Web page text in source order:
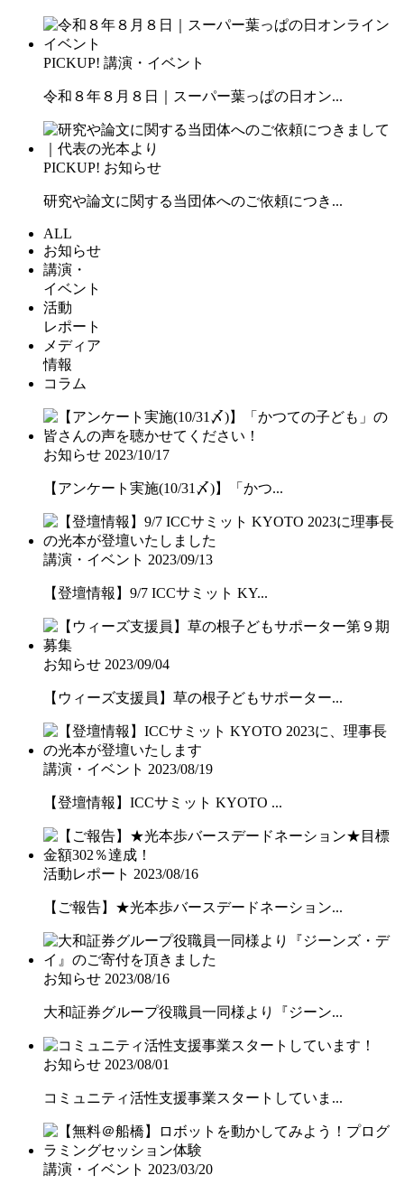
PICKUP! 講演・イベント
令和８年８月８日｜スーパー葉っぱの日オン...
PICKUP! お知らせ
研究や論文に関する当団体へのご依頼につき...
ALL
お知らせ
講演・
イベント
活動
レポート
メディア
情報
コラム
お知らせ 2023/10/17
【アンケート実施(10/31〆)】「かつ...
講演・イベント 2023/09/13
【登壇情報】9/7 ICCサミット KY...
お知らせ 2023/09/04
【ウィーズ支援員】草の根子どもサポーター...
講演・イベント 2023/08/19
【登壇情報】ICCサミット KYOTO ...
活動レポート 2023/08/16
【ご報告】★光本歩バースデードネーション...
お知らせ 2023/08/16
大和証券グループ役職員一同様より『ジーン...
お知らせ 2023/08/01
コミュニティ活性支援事業スタートしていま...
講演・イベント 2023/03/20